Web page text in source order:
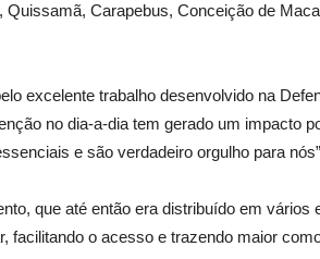
Carapebus, Conceição de
excelente trabalho desenvolvido na
no dia-a-dia tem gerado um impacto
e são verdadeiro orgulho para
que até então era distribuído em vários
facilitando o acesso e trazendo maior